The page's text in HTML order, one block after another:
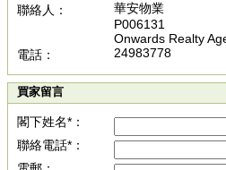
聯絡人：
華安物業
P006131
Onwards Realty
電話：
24983778
買家留言
閣下姓名*：
聯絡電話*：